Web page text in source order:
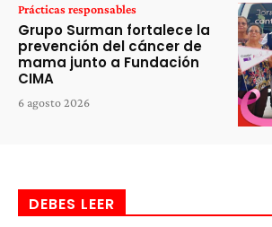
Prácticas responsables
Grupo Surman fortalece la
prevención del cáncer de
mama junto a Fundación
CIMA
6 agosto 2026
DEBES LEER